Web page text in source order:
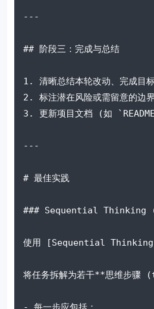
---
## 阶段三：完成与总结
1. 清晰总结本轮改动、完成目标
2. 标注潜在风险或需留意的边界
3. 更新项目文档 (如
---
# 最佳实践
### Sequential Thinking (
使用 [Sequential
将任务拆解为若干**思维步